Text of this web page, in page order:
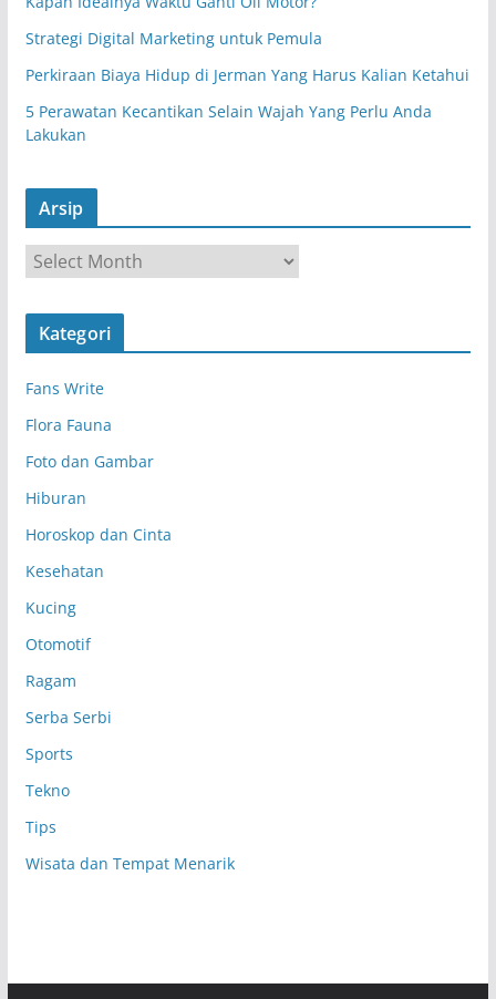
Strategi Digital Marketing untuk Pemula
Perkiraan Biaya Hidup di Jerman Yang Harus Kalian Ketahui
5 Perawatan Kecantikan Selain Wajah Yang Perlu Anda
Lakukan
Arsip
r
s
Kategori
Fans Write
Flora Fauna
Foto dan Gambar
Hiburan
Horoskop dan Cinta
Kesehatan
Kucing
Otomotif
Ragam
Serba Serbi
Sports
Tekno
Tips
Wisata dan Tempat Menarik